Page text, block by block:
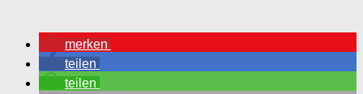
merken
teilen
teilen